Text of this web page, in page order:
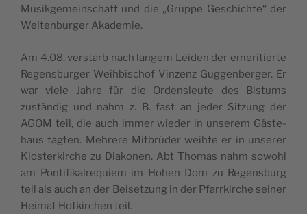
Musik­ge­mein­schaft und die „Gruppe Ges­chichte“ der
Wel­ten­bur­ger Akademie.
Am 4.08. vers­tarb nach lan­gem Lei­den der eme­ri­tierte
Regens­bur­ger Weih­bi­schof Vin­zenz Gug­gen­ber­ger. Er
war viele Jahre für die Ordens­leute des Bis­tums
zustän­dig und nahm z. B. fast an jeder Sit­zung der
AGOM teil, die auch immer wie­der in unse­rem Gäs­te­
haus tag­ten. Meh­rere Mit­brü­der weihte er in unse­rer
Klos­ter­kirche zu Dia­ko­nen. Abt Tho­mas nahm sowohl
am Pon­ti­fi­kal­re­quiem im Hohen Dom zu Regens­burg
teil als auch an der Bei­set­zung in der Pfarr­kirche sei­ner
Hei­mat Hof­kir­chen teil.